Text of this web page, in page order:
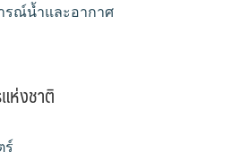
รณ์น้ำและอากาศ
ห่งชาติ
ร์